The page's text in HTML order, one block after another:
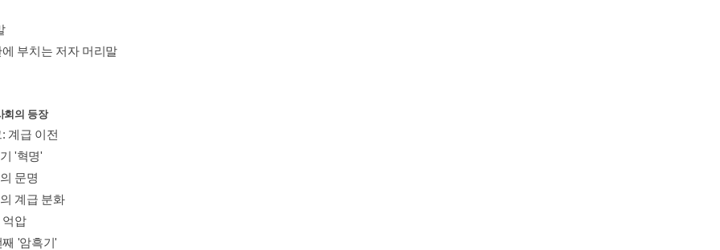
부치는 저자 머리말
회의 등장
계급 이전
'혁명'
문명
계급 분화
억압
'암흑기'